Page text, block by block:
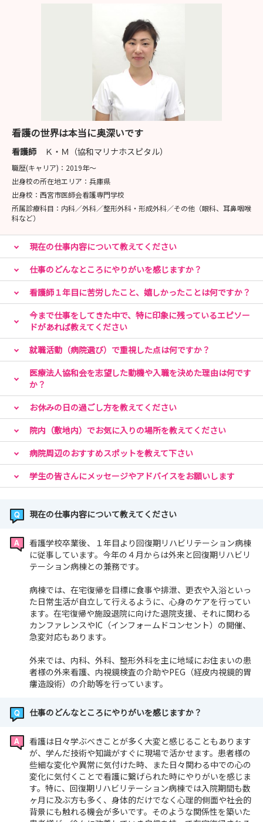
看護の世界は本当に奥深いです
看護師 Ｋ・Ｍ（協和マリナホスピタル）
職歴(キャリア)： 2019年〜
出身校の所在地エリア： 兵庫県
出身校： 西宮市医師会看護専門学校
所属診療科目： 内科／外科／整形外科・形成外科／その他（眼科、耳鼻咽喉
科など）
現在の仕事内容について教えてください
仕事のどんなところにやりがいを感じますか？
看護師１年目に苦労したこと、嬉しかったことは何ですか？
今まで仕事をしてきた中で、特に印象に残っているエピソー
ドがあれば教えてください
就職活動（病院選び）で重視した点は何ですか？
医療法人協和会を志望した動機や入職を決めた理由は何です
か？
お休みの日の過ごし方を教えてください
院内（敷地内）でお気に入りの場所を教えてください
病院周辺のおすすめスポットを教えて下さい
学生の皆さんにメッセージやアドバイスをお願いします
現在の仕事内容について教えてください
看護学校卒業後、１年目より回復期リハビリテーション病棟
に従事しています。今年の４月からは外来と回復期リハビリ
テーション病棟との兼務です。
病棟では、在宅復帰を目標に食事や排泄、更衣や入浴といっ
た日常生活が自立して行えるように、心身のケアを行ってい
ます。在宅復帰や施設退院に向けた退院支援、それに関わる
カンファレンスやIC（インフォームドコンセント）の開催、
急変対応もあります。
外来では、内科、外科、整形外科を主に地域にお住まいの患
者様の外来看護、内視鏡検査の介助やPEG（経皮内視鏡的胃
瘻造設術）の介助等を行っています。
仕事のどんなところにやりがいを感じますか？
看護は日々学ぶべきことが多く大変と感じることもあります
が、学んだ技術や知識がすぐに現場で活かせます。患者様の
些細な変化や異常に気付けた時、また日々関わる中での心の
変化に気付くことで看護に繋げられた時にやりがいを感じま
す。特に、回復期リハビリテーション病棟では入院期間も数
ヶ月に及ぶ方も多く、身体的だけでなく心理的側面や社会的
背景にも触れる機会が多いです。そのような関係性を築いた